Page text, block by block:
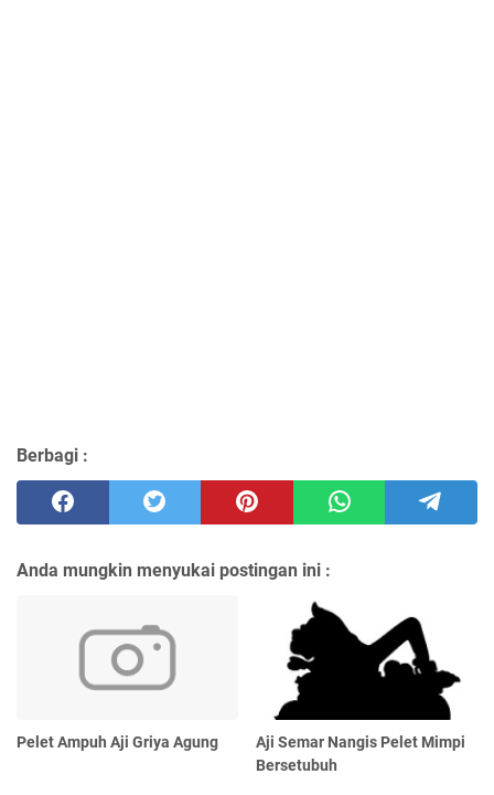
Berbagi :
Anda mungkin menyukai postingan ini :
Pelet Ampuh Aji Griya Agung
Aji Semar Nangis Pelet Mimpi
Bersetubuh